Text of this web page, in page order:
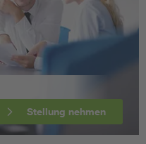
Stellung nehmen